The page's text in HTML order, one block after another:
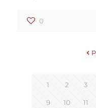
0
1 2 3
9 10 11